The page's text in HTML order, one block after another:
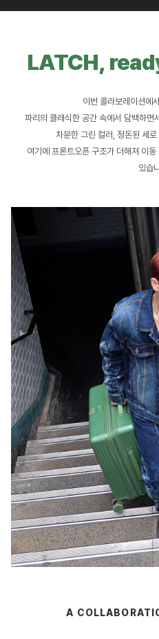
LATCH,
이번 콜라보레이션에
파리의 클래식한 공간 속에서 담백하면
차분한 그린 컬러, 정돈된 세
여기에 프론트오픈 구조가 더해져 이
있습
A